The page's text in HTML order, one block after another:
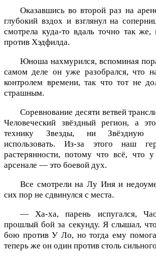
Оказавшись во второй раз на
глубокий вздох и взглянул на
смотрела куда-то вдаль точно так же,
против Хэдфилда.
Юноша нахмурился, вспоминая
самом деле он уже разобрался, что
контролем времени, так что тот не
страшным.
Соревнование десяти ветвей
Человеческий звёздный регион, а
технику Звезды, ни Звёздную
использовать. Из-за этого наш
растерянности, потому что всё, что
арсенале — это боевой дух.
Все смотрели на Лу Иня и
сих пор не сдвинулся с места.
— Ха-ха, парень испугался,
прошлый бой за секунду. Я слышал,
бою против У Ло, но тогда ему
теперь же он один против столь